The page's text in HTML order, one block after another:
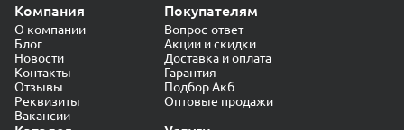
Компания
О компании
Блог
Новости
Контакты
Отзывы
Реквизиты
Вакансии
Покупателям
Вопрос-ответ
Акции и скидки
Доставка и оплата
Гарантия
Подбор Акб
Оптовые продажи